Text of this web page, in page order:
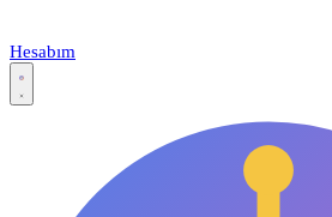
Hesabım